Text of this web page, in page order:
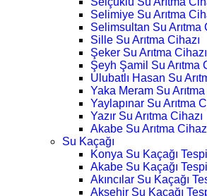
Selimiye Su Arıtma
Selimsultan Su Arıtma
Sille Su Arıtma Cihazı
Şeker Su Arıtma Cihazı
Şeyh Şamil Su Arıtma
Ulubatlı Hasan Su
Yaka Meram Su Arıtma
Yaylapınar Su Arıtma
Yazır Su Arıtma Cihazı
Akabe Su Arıtma
Su Kaçağı
Konya Su Kaçağı
Akabe Su Kaçağı
Akıncılar Su Kaçağı
Akşehir Su Kaçağı